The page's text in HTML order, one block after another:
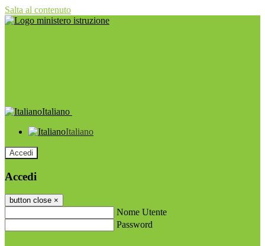
Salta al contenuto
Italiano
Italiano
Accedi
Accedi
button close ×
Nome Utente
Password